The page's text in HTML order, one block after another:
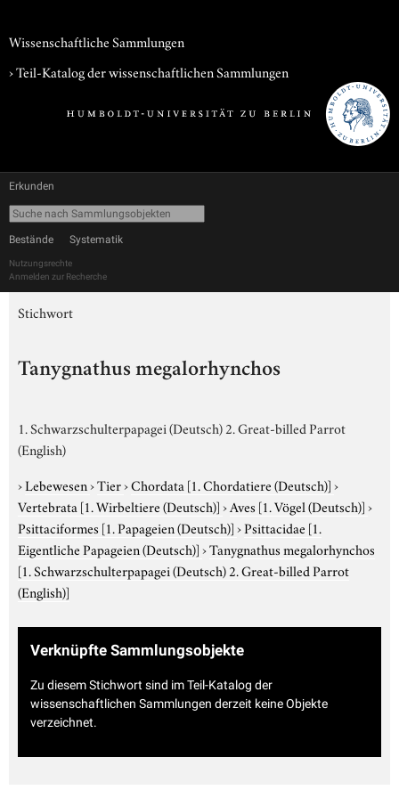
Wissenschaftliche Sammlungen
› Teil-Katalog der wissenschaftlichen Sammlungen
Erkunden
Bestände Systematik
Nutzungsrechte
Anmelden zur Recherche
Stichwort
Tanygnathus megalorhynchos
1. Schwarzschulterpapagei (Deutsch) 2. Great-billed Parrot
(English)
›Lebewesen›Tier›Chordata [1. Chordatiere (Deutsch)]›
Vertebrata [1. Wirbeltiere (Deutsch)]›Aves [1. Vögel (Deutsch)]›
Psittaciformes [1. Papageien (Deutsch)]›Psittacidae [1.
Eigentliche Papageien (Deutsch)]›Tanygnathus megalorhynchos
[1. Schwarzschulterpapagei (Deutsch) 2. Great-billed Parrot
(English)]
Verknüpfte Sammlungsobjekte
Zu diesem Stichwort sind im Teil-Katalog der
wissenschaftlichen Sammlungen derzeit keine Objekte
verzeichnet.